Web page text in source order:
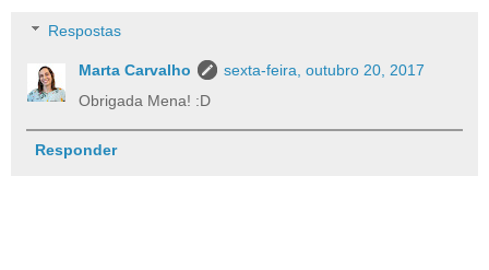
Respostas
Marta Carvalho
sexta-feira, outubro 20, 2017
Obrigada Mena! :D
Responder